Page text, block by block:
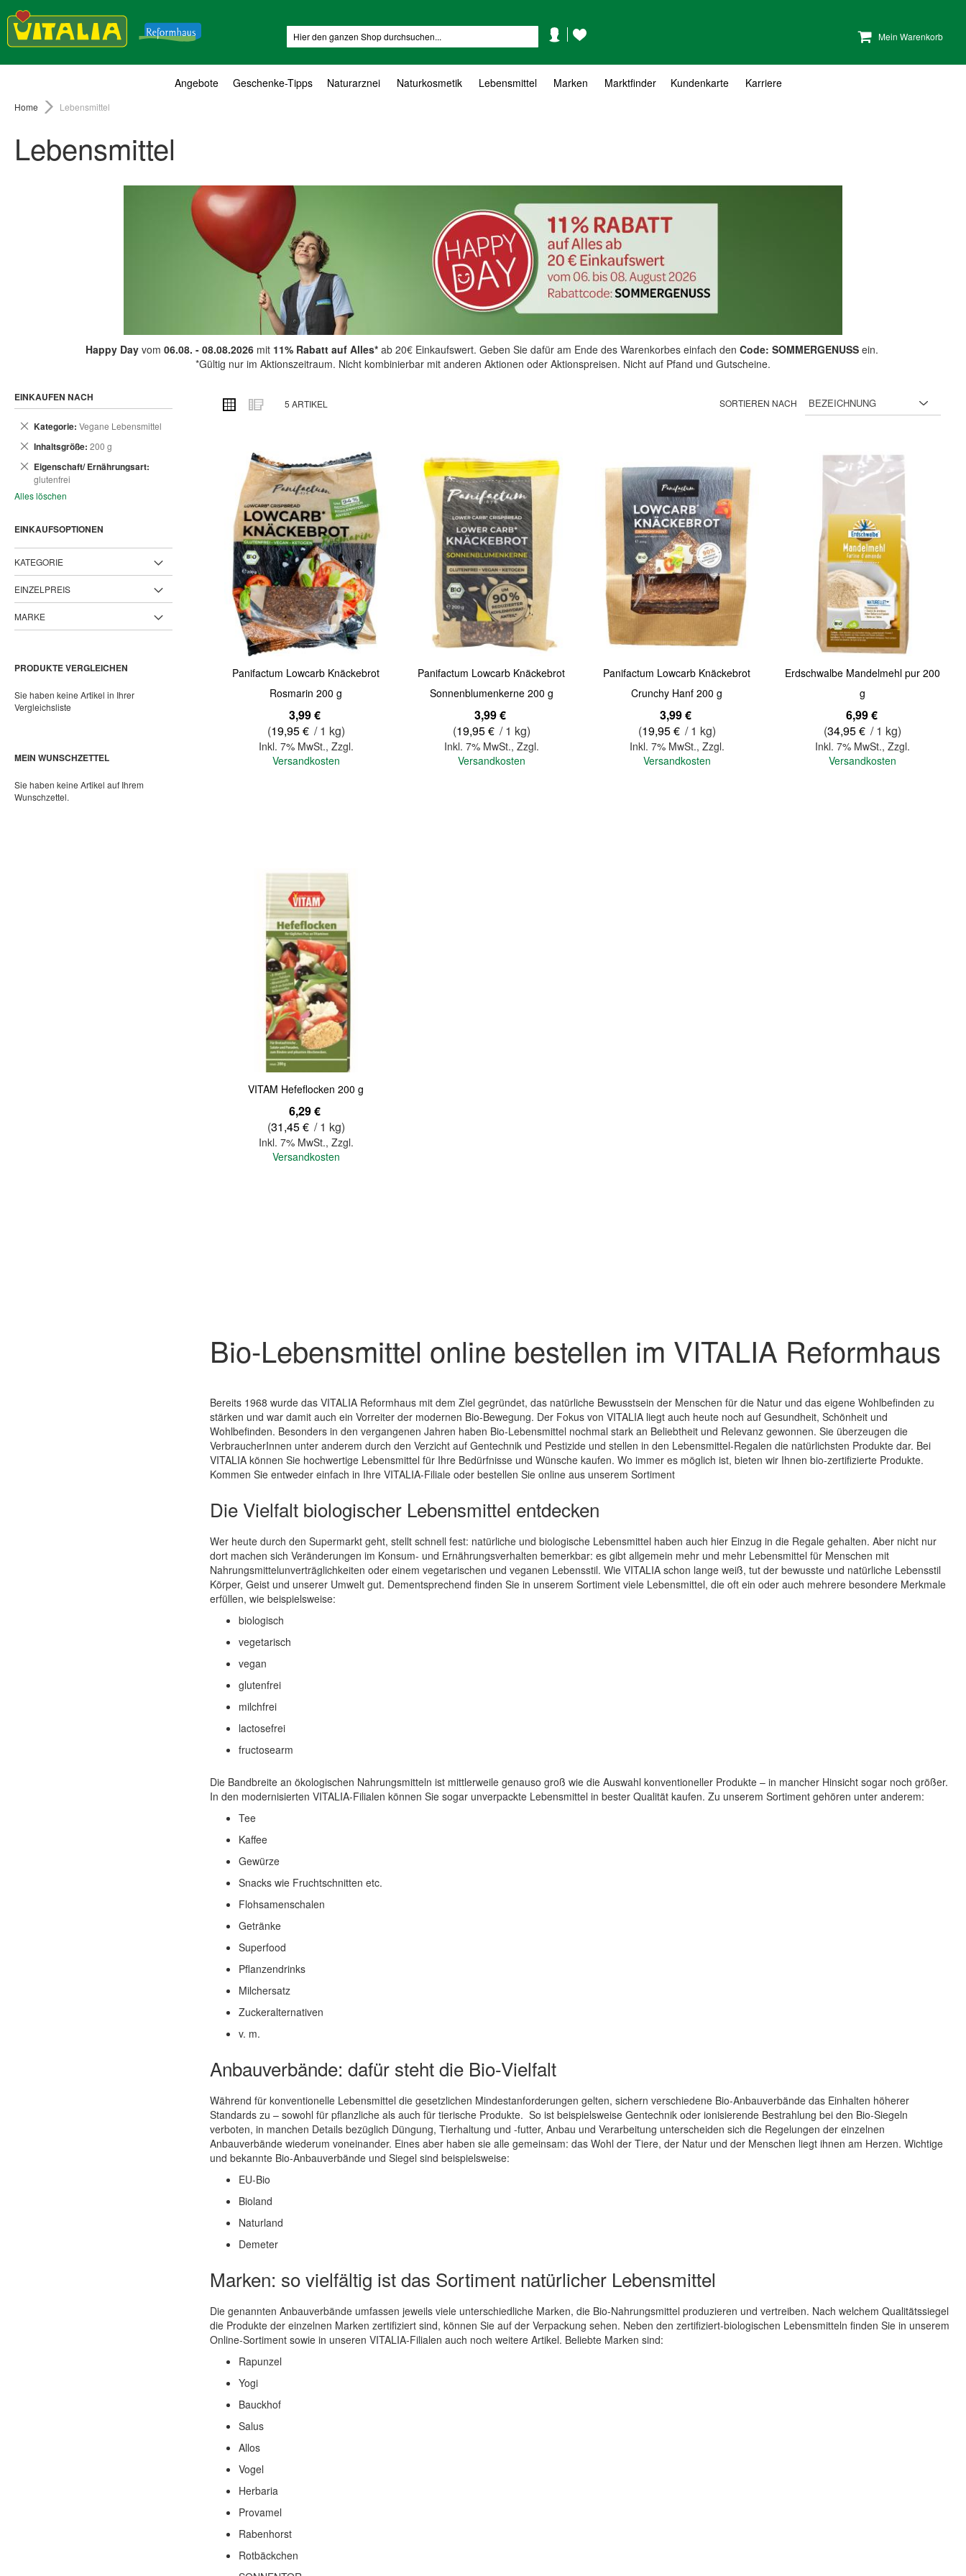
Mein Warenkorb
KontoWunschzettel
Angebote Geschenke-Tipps Naturarznei Naturkosmetik Lebensmittel Marken Marktfinder Kundenkarte Karriere
Home Lebensmittel
Lebensmittel
Happy Dayvom 06.08. - 08.08.2026mit 11% Rabatt auf Alles*ab 20€ Einkaufswert. Geben Sie dafür am Ende des Warenkorbes einfach den Code: SOMMERGENUSSein.
*Gültig nur im Aktionszeitraum. Nicht kombinierbar mit anderen Aktionen oder Aktionspreisen. Nicht auf Pfand und Gutscheine.
ANSICHT
ALS
Raster Liste
5 ARTIKEL SORTIEREN NACH
Panifactum Lowcarb Knäckebrot
Rosmarin 200 g
3,99 €
(19,95 € / 1 kg)
Inkl. 7% MwSt., Zzgl.
Versandkosten
Quickview
Panifactum Lowcarb Knäckebrot
Sonnenblumenkerne 200 g
3,99 €
(19,95 € / 1 kg)
Inkl. 7% MwSt., Zzgl.
Versandkosten
Panifactum Lowcarb Knäckebrot
Crunchy Hanf 200 g
3,99 €
(19,95 € / 1 kg)
Inkl. 7% MwSt., Zzgl.
Versandkosten
Erdschwalbe Mandelmehl pur 200
g
6,99 €
(34,95 € / 1 kg)
Inkl. 7% MwSt.,Zzgl.
Versandkosten
VITAM Hefeflocken 200 g
6,29 €
(31,45 € / 1 kg)
Inkl. 7% MwSt., Zzgl.
Versandkosten
Bio-Lebensmittel online bestellen im VITALIA Reformhaus
Bereits 1968 wurde das VITALIA Reformhaus mit dem Ziel gegründet, das natürliche Bewusstsein der Menschen für die Natur und das eigene Wohlbefinden zu
stärken und war damit auch ein Vorreiter der modernen Bio-Bewegung. Der Fokus von VITALIA liegt auch heute noch auf Gesundheit, Schönheit und
Wohlbefinden. Besonders in den vergangenen Jahren haben Bio-Lebensmittel nochmal stark an Beliebtheit und Relevanz gewonnen. Sie überzeugen die
VerbraucherInnen unter anderem durch den Verzicht auf Gentechnik und Pestizide und stellen in den Lebensmittel-Regalen die natürlichsten Produkte dar. Bei
VITALIA können Sie hochwertige Lebensmittel für Ihre Bedürfnisse und Wünsche kaufen. Wo immer es möglich ist, bieten wir Ihnen bio-zertifizierte Produkte.
Kommen Sie entweder einfach in Ihre VITALIA-Filiale oder bestellen Sie online aus unserem Sortiment
Die Vielfalt biologischer Lebensmittel entdecken
Wer heute durch den Supermarkt geht, stellt schnell fest: natürliche und biologische Lebensmittel haben auch hier Einzug in die Regale gehalten. Aber nicht nur
dort machen sich Veränderungen im Konsum- und Ernährungsverhalten bemerkbar: es gibt allgemein mehr und mehr Lebensmittel für Menschen mit
Nahrungsmittelunverträglichkeiten oder einem vegetarischen und veganen Lebensstil. Wie VITALIA schon lange weiß, tut der bewusste und natürliche Lebensstil
Körper, Geist und unserer Umwelt gut. Dementsprechend finden Sie in unserem Sortiment viele Lebensmittel, die oft ein oder auch mehrere besondere Merkmale
erfüllen, wie beispielsweise:
biologisch
vegetarisch
vegan
glutenfrei
milchfrei
lactosefrei
fructosearm
Die Bandbreite an ökologischen Nahrungsmitteln ist mittlerweile genauso groß wie die Auswahl konventioneller Produkte – in mancher Hinsicht sogar noch größer.
In den modernisierten VITALIA-Filialen können Sie sogar unverpackte Lebensmittel in bester Qualität kaufen. Zu unserem Sortiment gehören unter anderem:
Tee
Kaffee
Gewürze
Snacks wie Fruchtschnitten etc.
Flohsamenschalen
Getränke
Superfood
Pflanzendrinks
Milchersatz
Zuckeralternativen
v. m.
Anbauverbände: dafür steht die Bio-Vielfalt
Während für konventionelle Lebensmittel die gesetzlichen Mindestanforderungen gelten, sichern verschiedene Bio-Anbauverbände das Einhalten höherer
Standards zu – sowohl für pflanzliche als auch für tierische Produkte. So ist beispielsweise Gentechnik oder ionisierende Bestrahlung bei den Bio-Siegeln
verboten, in manchen Details bezüglich Düngung, Tierhaltung und -futter, Anbau und Verarbeitung unterscheiden sich die Regelungen der einzelnen
Anbauverbände wiederum voneinander. Eines aber haben sie alle gemeinsam: das Wohl der Tiere, der Natur und der Menschen liegt ihnen am Herzen. Wichtige
und bekannte Bio-Anbauverbände und Siegel sind beispielsweise:
EU-Bio
Bioland
Naturland
Demeter
Marken: so vielfältig ist das Sortiment natürlicher Lebensmittel
Die genannten Anbauverbände umfassen jeweils viele unterschiedliche Marken, die Bio-Nahrungsmittel produzieren und vertreiben. Nach welchem Qualitätssiegel
die Produkte der einzelnen Marken zertifiziert sind, können Sie auf der Verpackung sehen. Neben den zertifiziert-biologischen Lebensmitteln finden Sie in unserem
Online-Sortiment sowie in unseren VITALIA-Filialen auch noch weitere Artikel. Beliebte Marken sind:
Rapunzel
Yogi
Bauckhof
Salus
Allos
Vogel
Herbaria
Provamel
Rabenhorst
Rotbäckchen
EINKAUFEN NACH
Kategorie Vegane Lebensmittel
Dies
Inhaltsgröße 200 g
Dies
Eigenschaft/ Ernährungsart
glutenfrei
Dies
entfernen
Alles löschen
EINKAUFSOPTIONEN
KATEGORIE
EINZELPREIS
MARKE
PRODUKTE VERGLEICHEN
Sie haben keine Artikel in Ihrer
Vergleichsliste
MEIN WUNSCHZETTEL
Sie haben keine Artikel auf Ihrem
Wunschzettel.